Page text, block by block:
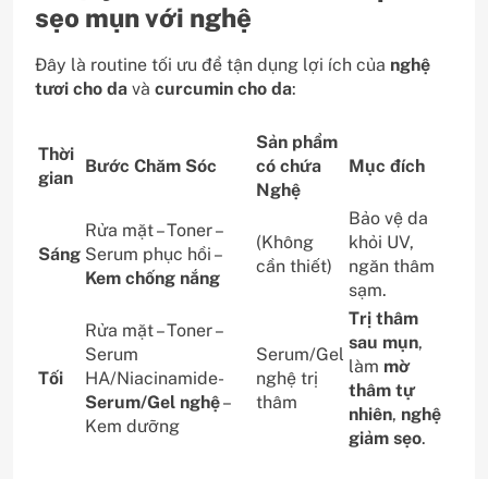
sẹo mụn với nghệ
Đây là routine tối ưu để tận dụng lợi ích của nghệ
tươi cho da và curcumin cho da:
Thời
gian
Bước Chăm Sóc
Sản phẩm
có chứa
Nghệ
Mục đích
Sáng
Rửa mặt – Toner –
Serum phục hồi –
Kem chống nắng
(Không
cần thiết)
Bảo vệ da
khỏi UV,
ngăn thâm
sạm.
Tối
Rửa mặt – Toner –
Serum
HA/Niacinamide-
Serum/Gel nghệ–
Kem dưỡng
Serum/Gel
nghệ trị
thâm
Trị thâm
sau mụn,
làm mờ
thâm tự
nhiên, nghệ
giảm sẹo.